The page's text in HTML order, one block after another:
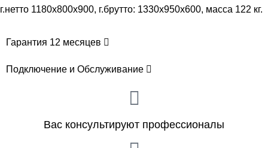
г.нетто 1180x800x900, г.брутто: 1330х950х600, масса 122 кг.
Гарантия 12 месяцев
Подключение и Обслуживание
Вас консультируют профессионалы